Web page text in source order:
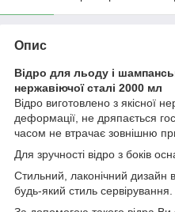
Опис
Відро для льоду і
нержавіючої сталі 2000 мл
Відро виготовлено з якісної
деформації, не дряпається
часом не втрачає зовнішню
Для зручності відро з боків
Стильний, лаконічний дизайн
будь-який стиль сервірування.